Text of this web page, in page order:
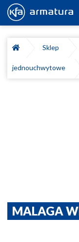
Sklep
jednouchwytowe
MALAGA